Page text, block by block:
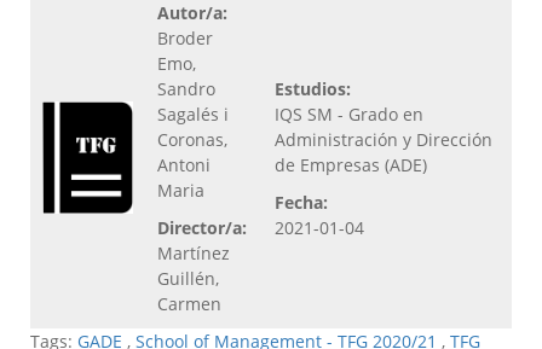
Autor/a:
Broder
Emo,
Sandro
Sagalés i
Coronas,
Antoni
Maria
Director/a:
Martínez
Guillén,
Carmen
Estudios:
IQS SM - Grado en
Administración y Dirección
de Empresas (ADE)
Fecha:
2021-01-04
Tags: GADE , School of Management - TFG 2020/21 , TFG